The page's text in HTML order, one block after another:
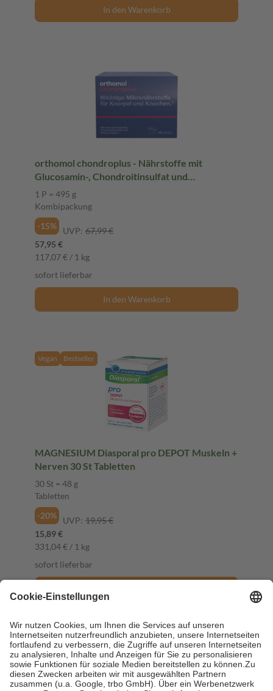
In den Warenkorb
orthomol chondroplus - Nährstoffe mit
Glucosamin-, Chondroitinsulfat und
Hyaluronsäure - Granulat/Kapseln
1 P = 495 g
Kombipackung
-15%
UVP: 67,99 €
57,95 €
117,07 € / 1 kg
sofort lieferbar
In den Warenkorb
Vegan Bestseller
MAGNESIUM Diasporal pro DEPOT Muskeln +
Nerven 30 St Tabletten
30 St = 48 g
Tabletten
-20%
UVP: 19,95 €
15,89 €
331,04 € / 1 kg
sofort lieferbar